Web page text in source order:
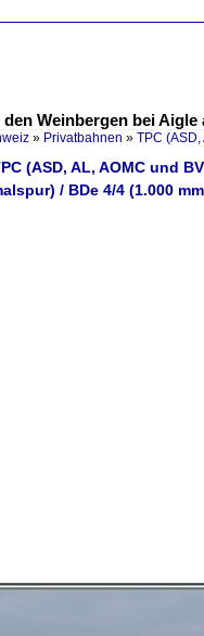
Weinbergen bei Aigle
» Privatbahnen » TPC (ASD,
(ASD, AL, AOMC und
/ BDe 4/4 (1.000